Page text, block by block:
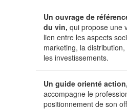
Un ouvrage de
du vin, qui propose une
lien entre les aspects
marketing, la
les investissements.
Un guide orienté action,
accompagne le
positionnement de son